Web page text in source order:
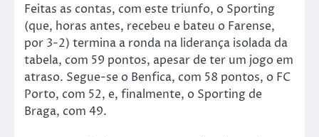
Feitas as contas, com este triunfo, o Sporting
(que, horas antes, recebeu e bateu o Farense,
por 3-2) termina a ronda na liderança isolada da
tabela, com 59 pontos, apesar de ter um jogo em
atraso. Segue-se o Benfica, com 58 pontos, o FC
Porto, com 52, e, finalmente, o Sporting de
Braga, com 49.